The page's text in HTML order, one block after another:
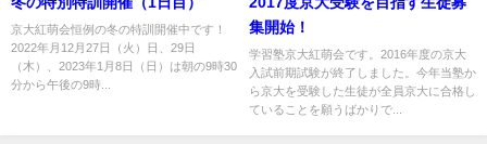
京大紅萌会恒例の冬の特訓開催中です！
2022年月12月27日（火）日、29日
（木）、2023年1月8日（日）は朝の9時30
分から午後の9時...
集開始！
学習塾京大紅萌会です。2016年度の京大
入試前期試験が終了しました。今年当塾か
ら京大を受験した生徒が全員京大に合格し
ていることを願うばかりで...